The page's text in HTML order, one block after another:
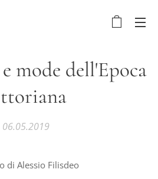
mode dell'Epoca
06.05.2019
di Alessio Filisdeo